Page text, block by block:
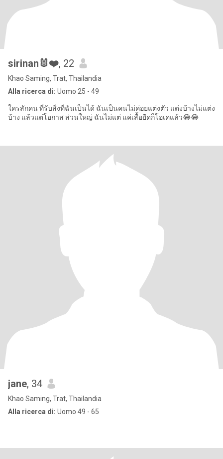
sirinan🐰❤️, 22
Khao Saming, Trat, Thailandia
Alla ricerca di: Uomo 25 - 49
ใครสักคน ที่รับสิ่งที่ฉันเป็นได้ ฉันเป็นคนไม่ค่อยแต่งตัว แต่งบ้างไม่แต่ง
บ้าง แล้วแต่โอกาส ส่วนใหญ่ ฉันไม่แต่ แค่เสื้อยืดก็โอเคแล้ว😂😂
jane, 34
Khao Saming, Trat, Thailandia
Alla ricerca di: Uomo 49 - 65